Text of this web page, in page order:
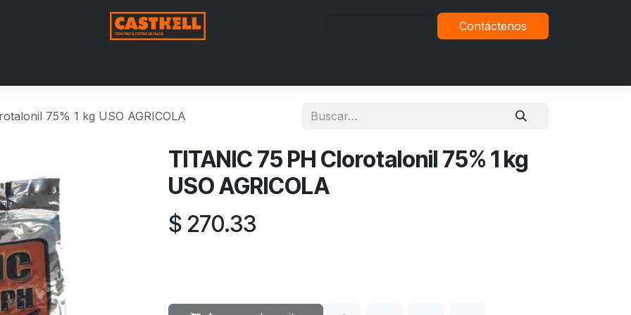
Contáctenos
75% 1 kg USO AGRICOLA
TITANIC 75 PH Clorotalonil 75% 1 kg
USO AGRICOLA
$ 270.33